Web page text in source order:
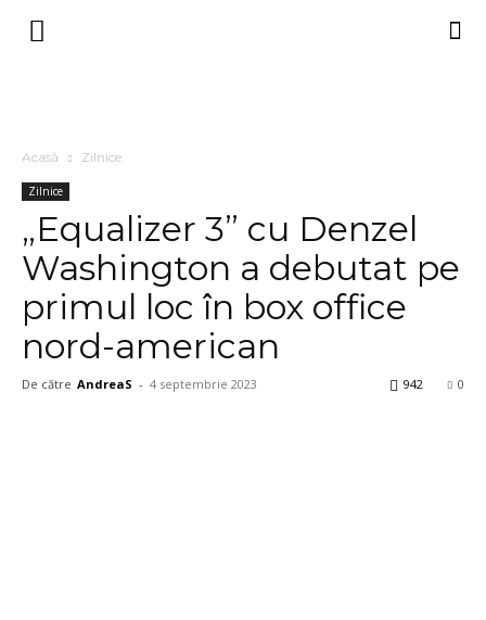
Acasă Zilnice
Zilnice
„Equalizer 3” cu Denzel
Washington a debutat pe
primul loc în box office
nord-american
De către AndreaS - 4 septembrie 2023 0
942